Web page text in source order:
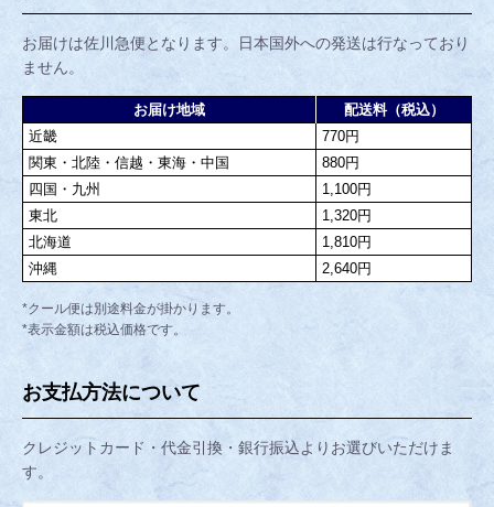
お届けは佐川急便となります。日本国外への発送は行なっており
ません。
お届け地域
配送料（税込）
近畿
770円
関東・北陸・信越・東海・中国
880円
四国・九州
1,100円
東北
1,320円
北海道
1,810円
沖縄
2,640円
*クール便は別途料金が掛かります。
*表示金額は税込価格です。
お支払方法について
クレジットカード・代金引換・銀行振込よりお選びいただけま
す。